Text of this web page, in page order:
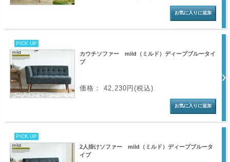
PICK UP
カウチソファー mild（ミルド）ディープブルータイ
プ
価格： 42,230円(税込)
PICK UP
2人掛けソファー mild（ミルド）ディープブルータ
イプ